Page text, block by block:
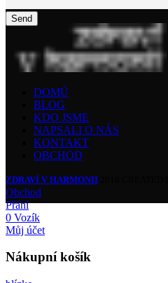
DOMŮ
BLOG
KDO JSME
NAPSALI O NÁS
KONTAKT
OBCHOD
ZDRAVÍ V HARMONII
Obchod
Přání
0 Vozík
Můj účet
Nákupní košík